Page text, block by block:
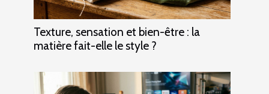
Texture, sensation et bien-être : la
matière fait-elle le style ?